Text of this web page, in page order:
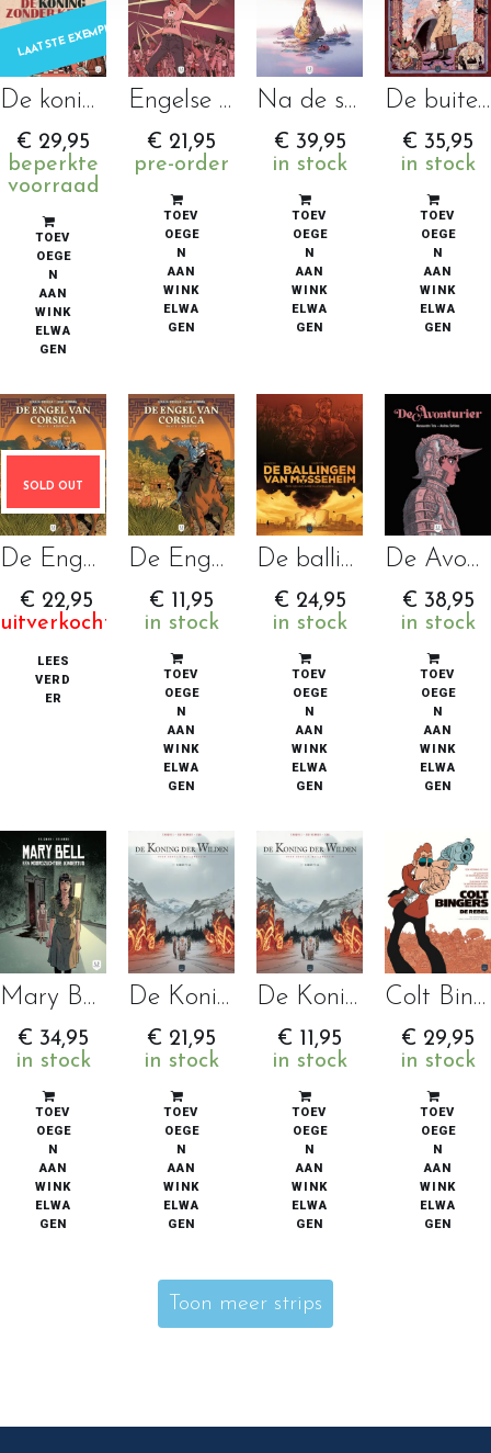
LAATSTE EXEMPLAREN
De koning zonder kroon
€ 29,95
beperkte
voorraad
TOEV
OEGE
N
AAN
WINK
ELWA
GEN
Engelse Trilogie 2 – Lady Jane
€ 21,95
pre-order
TOEV
OEGE
N
AAN
WINK
ELWA
GEN
Na de storm
€39,95
in stock
TOEV
OEGE
N
AAN
WINK
ELWA
GEN
De buitengewone oversteek van Julius Weltschmerz
€ 35,95
in stock
TOEV
OEGE
N
AAN
WINK
ELWA
GEN
SOLD OUT
De Engel van Corsica 1 – Exodus HC
€ 22,95
uitverkocht
LEES
VERD
ER
De Engel van Corsica 1 – Exodus SC
€ 11,95
in stock
TOEV
OEGE
N
AAN
WINK
ELWA
GEN
De ballingen van Mosseheim 1 – Nucleaire vluchtelingen
€24,95
in stock
TOEV
OEGE
N
AAN
WINK
ELWA
GEN
De Avonturier: wanneer de dood het leven verandert
€38,95
in stock
TOEV
OEGE
N
AAN
WINK
ELWA
GEN
Mary Bell, een moordzuchtige kindertijd
€ 34,95
in stock
TOEV
OEGE
N
AAN
WINK
ELWA
GEN
De Koning der Wilden 1 – Hadarfell Hardcover
€ 21,95
in stock
TOEV
OEGE
N
AAN
WINK
ELWA
GEN
De Koning der Wilden 1 – Hadarfell Softcover
€ 11,95
in stock
TOEV
OEGE
N
AAN
WINK
ELWA
GEN
Colt Bingers
€ 29,95
in stock
TOEV
OEGE
N
AAN
WINK
ELWA
GEN
Toon meer strips